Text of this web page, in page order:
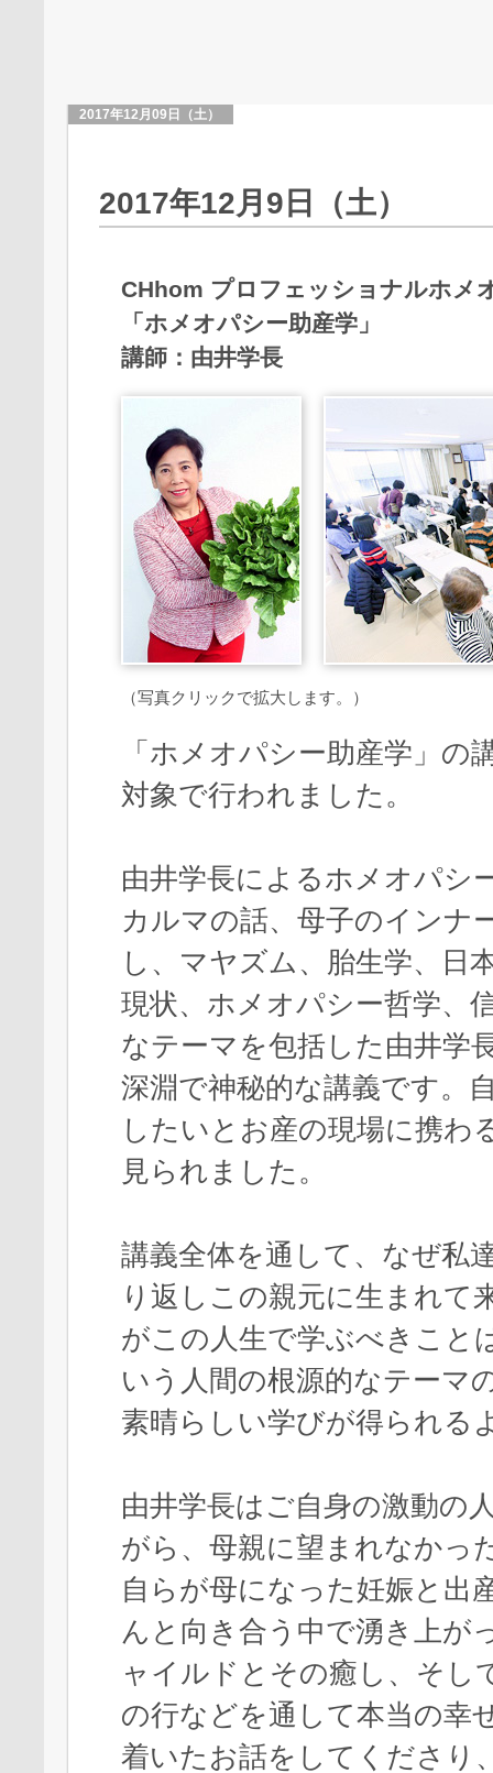
2017年12月09日（土）
2017年12月9日（土）
CHhom プロフェッショナルホメ
「ホメオパシー助産学」
講師：由井学長
（写真クリックで拡大します。）
「ホメオパシー助産学」の
対象で行われました。
由井学長によるホメオパシ
カルマの話、母子のインナ
し、マヤズム、胎生学、日
現状、ホメオパシー哲学、
なテーマを包括した由井学
深淵で神秘的な講義です。
したいとお産の現場に携わ
見られました。
講義全体を通して、なぜ私
り返しこの親元に生まれて
がこの人生で学ぶべきこと
いう人間の根源的なテーマ
素晴らしい学びが得られる
由井学長はご自身の激動の
がら、母親に望まれなかっ
自らが母になった妊娠と出
んと向き合う中で湧き上が
ャイルドとその癒し、そし
の行などを通して本当の幸
着いたお話をしてくださり